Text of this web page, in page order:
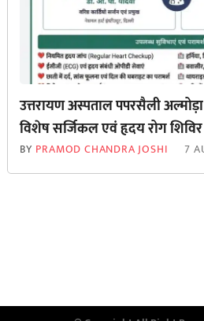
उत्तरायण अस्पताल पपरसैली
विशेष सर्जिकल एवं हृदय रोग शिविर
BY PRAMOD CHANDRA JOSHI 7